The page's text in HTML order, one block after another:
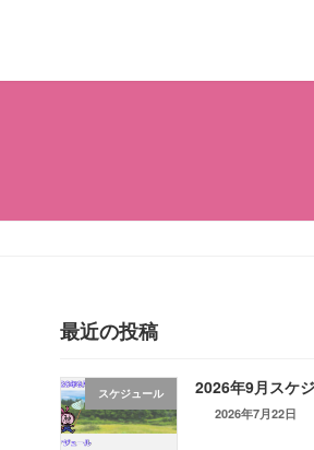
最近の投稿
スケジュール 2026年9月スケ
2026年7月22日